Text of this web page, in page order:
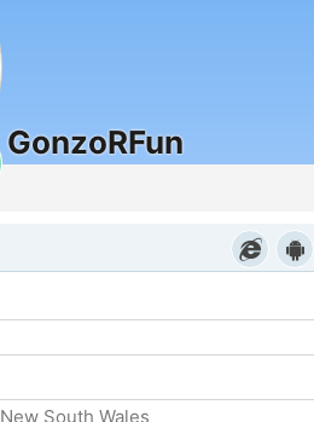
GonzoRFun
New South Wales